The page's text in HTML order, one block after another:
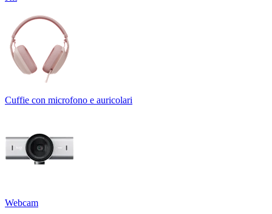
Cuffie con microfono e auricolari
Webcam